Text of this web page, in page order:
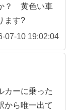
？ 黄色い車
ます?
07-10 19:02:04
カーに乗った
から唯一出て